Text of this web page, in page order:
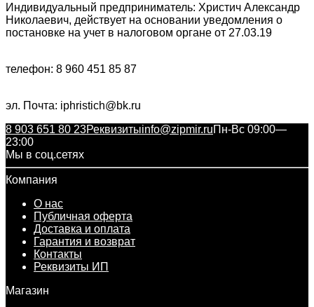
Индивидуальный предприниматель: Христич Александр
Николаевич, действует на основании уведомления о
постановке на учет в налоговом органе от 27.03.19
телефон: 8 960 451 85 87
эл. Почта: iphristich@bk.ru
8 903 651 80 23Реквизитыinfo@zipmir.ruПн-Вс 09:00—
23:00
Мы в соц.сетях
Компания
О нас
Публичная оферта
Доставка и оплата
Гарантия и возврат
Контакты
Реквизиты ИП
Магазин